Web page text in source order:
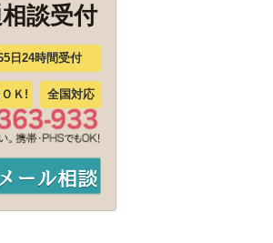
談受付
日24時間受付
Ｋ! 全国対応